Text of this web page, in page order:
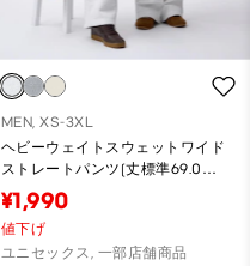
MEN, XS-3XL
ヘビーウェイトスウェットワイド
ストレートパンツ(丈標準69.0～
73.0cm)
¥1,990
値下げ
ユニセックス, 一部店舗商品